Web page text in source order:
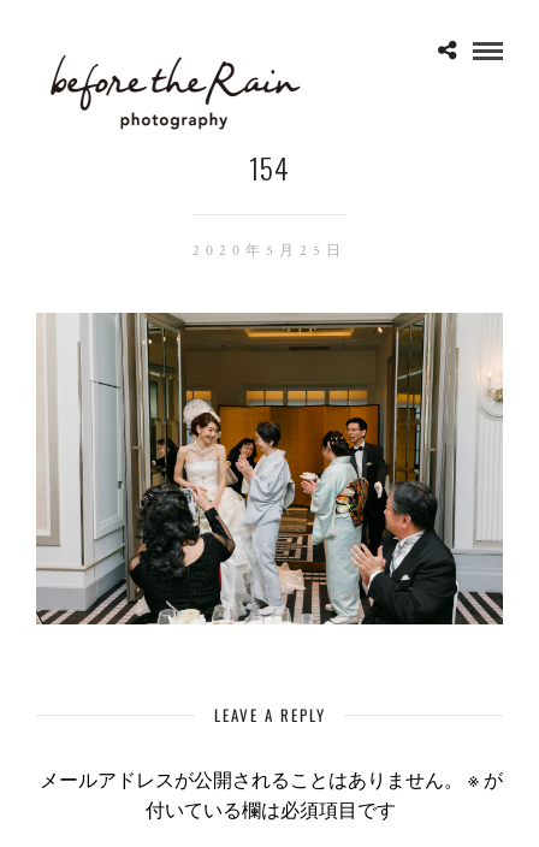
154
2020年5月25日
LEAVE A REPLY
メールアドレスが公開されることはありません。 ※が
付いている欄は必須項目です